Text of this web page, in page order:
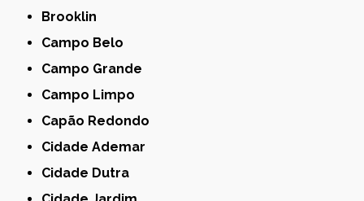
Brooklin
Campo Belo
Campo Grande
Campo Limpo
Capão Redondo
Cidade Ademar
Cidade Dutra